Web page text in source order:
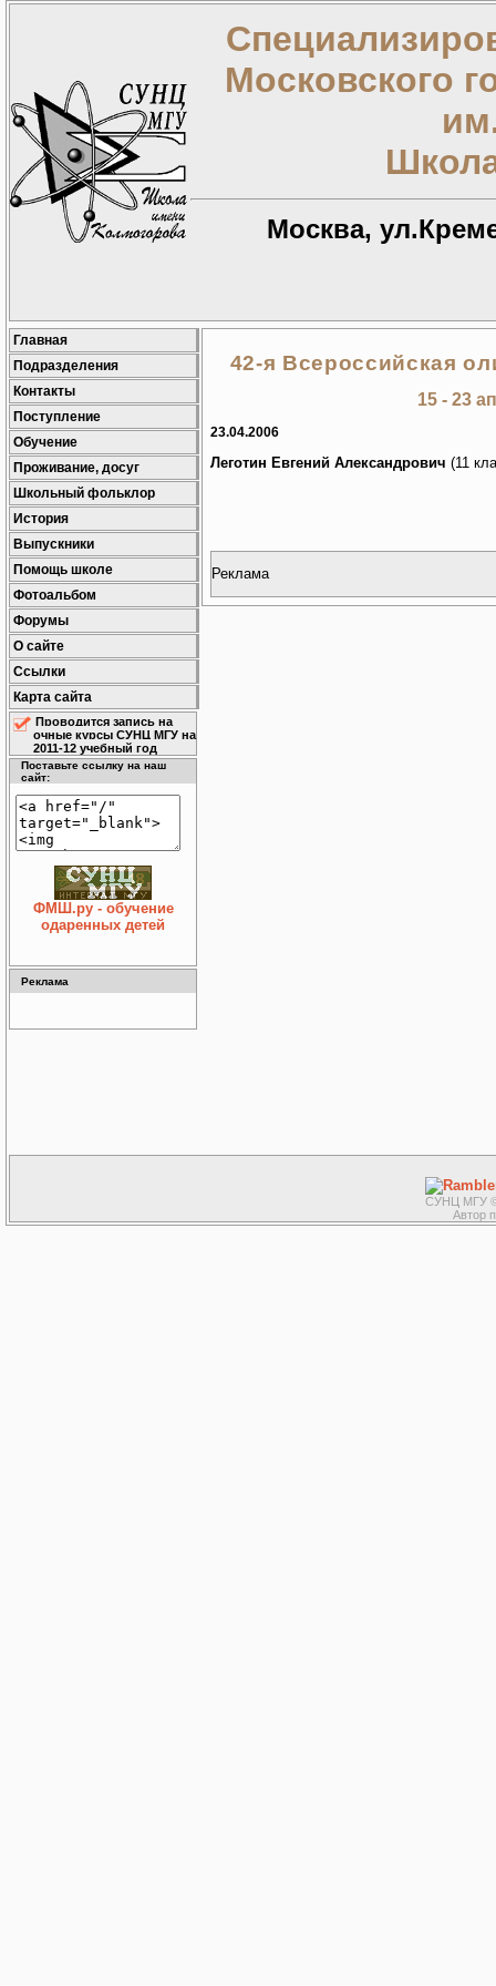
Московского
Москва,
Главная
Подразделения
Контакты
Поступление
Обучение
Проживание, досуг
Школьный фольклор
История
Выпускники
Помощь школе
Фотоальбом
Форумы
О сайте
Ссылки
Карта сайта
Проводится запись на
очные курсы СУНЦ МГУ на
2011-12 учебный год
Поставьте ссылку на наш
сайт:
ФМШ.ру - обучение
одаренных детей
Реклама
42-я Всероссийская
15 - 23
23.04.2006
Леготин Евгений Александрович (11
Реклама
СУНЦ МГУ ©
Автор